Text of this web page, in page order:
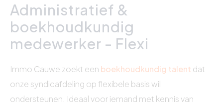
Administratief &
boekhoudkundig
medewerker - Flexi
Immo Cauwe zoekt een boekhoudkundig talent dat
onze syndicafdeling op flexibele basis wil
ondersteunen. Ideaal voor iemand met kennis van